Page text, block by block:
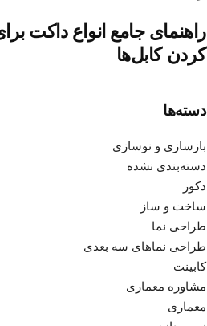
راهنمای جامع انواع داکت
کردن کابل‌ها
دسته‌ها
بازسازی و نوسازی
دسته‌بندی نشده
دکور
ساخت و ساز
طراحی نما
طراحی نماهای سه بعدی
کابینت
مشاوره معماری
معماری